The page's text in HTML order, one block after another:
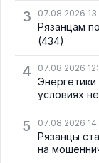
3 07.08.2026
Рязанцам
(434)
4 07.08.2026
Энергетики
условиях
5 07.08.2026
Рязанцы
на